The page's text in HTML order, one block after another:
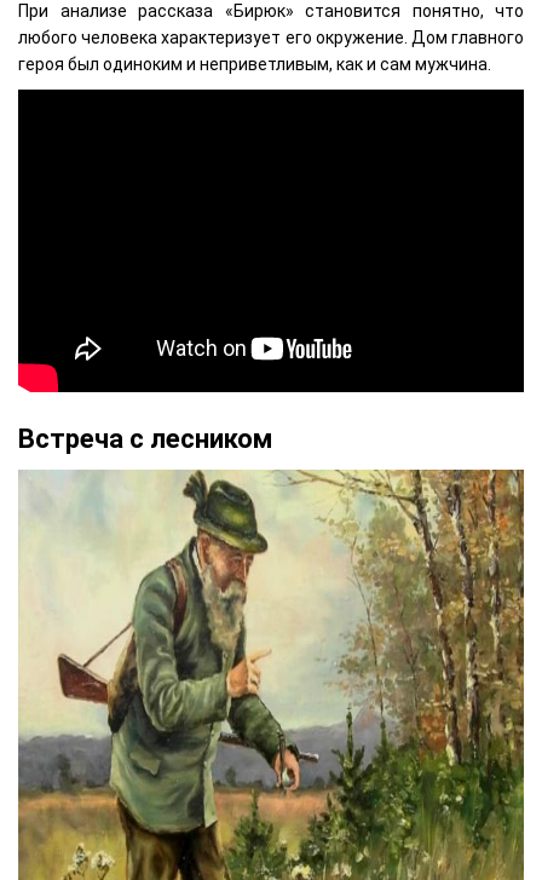
При анализе рассказа «Бирюк» становится понятно, что
любого человека характеризует его окружение. Дом главного
героя был одиноким и неприветливым, как и сам мужчина.
Встреча с лесником